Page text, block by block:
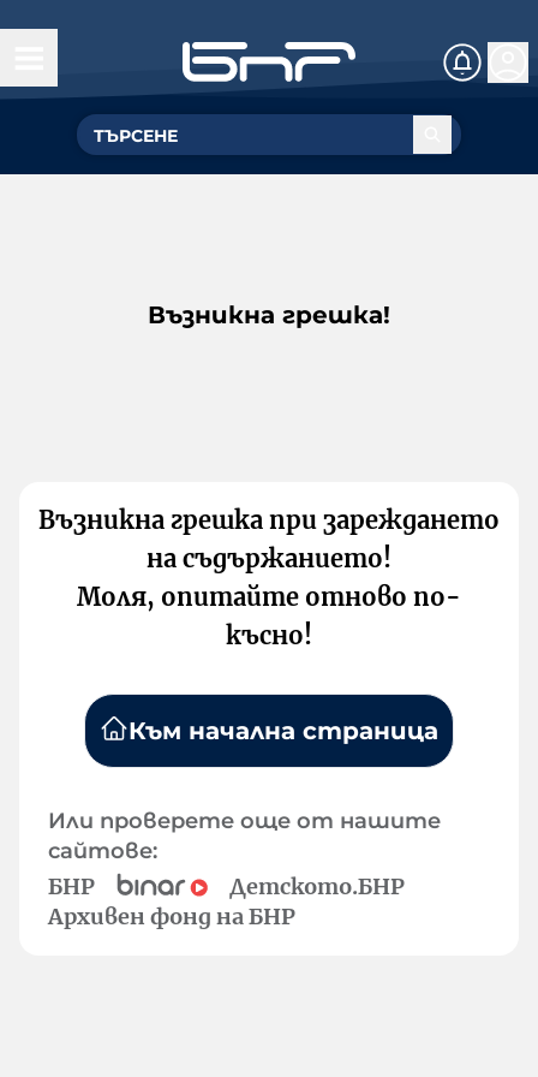
Възникна грешка!
Възникна грешка при зареждането
на съдържанието!
Моля, опитайте отново по-
късно!
Към начална страница
Или проверете още от нашите
сайтове:
БНР
Детското.БНР
Архивен фонд на БНР